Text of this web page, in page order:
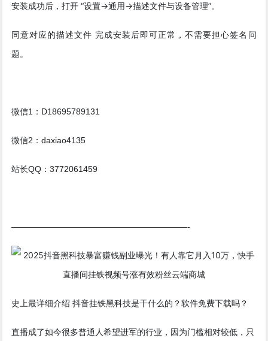
安装成功后，打开 “设置->通用->描述文件与设备管理”。
同意对应的描述文件 完成安装后即可正常，不需要担心签名问
题。
微信1：D18695789131
微信2：daxiao4135
站长QQ：3772061459
—————————————————————-
史上最详细介绍 抖音挂铁黑科技是干什么的？软件免费下载吗？
直播成了如今很多普通人希望进军的行业，因为门槛相对较低，只